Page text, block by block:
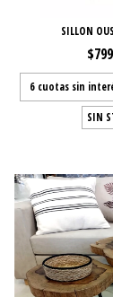
SILLON
6 cuotas sin
SIN